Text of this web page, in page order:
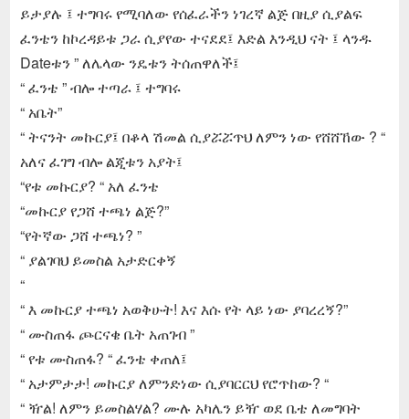
ይታያሉ ፤ ተግባሩ የሚባለው የሰፈራችን ነገረኛ ልጅ በዚያ ሲያልፍ
ፈንቴን ከኮረዳይቱ ጋራ ሲያየው ተናደደ፤ እድል እንዲህ ናት ፤ ላንዱ
Dateቱን ” ለሌላው ንዴቱን ትሰጠዋለች፤
“ ፈንቴ ” ብሎ ተጣራ ፤ ተግባሩ
“ አቤት”
“ ትናንት መኩርያ፤ በቆላ ሽመል ሲያሯሯጥህ ለምን ነው የሸሸኸው ? “
አለና ፈገግ ብሎ ልጂቱን አያት፤
“የቱ መኩርያ? “ አለ ፈንቴ
“መኩርያ የጋሸ ተጫነ ልጅ?”
“የትኛው ጋሸ ተጫነ? ”
“ ያልገባህ ይመስል አታድርቀኝ
“
“ እ መኩርያ ተጫነ አወቅሁት! እና እሱ የት ላይ ነው ያባረረኝ?”
“ ሙስጠፋ ጮርናቄ ቤት አጠገብ ”
“ የቱ ሙስጠፋ? “ ፈንቴ ቀጠለ፤
“ አታምታታ! መኩርያ ለምንድነው ሲያባርርህ የሮጥከው? “
“ ዥል! ለምን ይመስልሃል? ሙሉ አካሌን ይዥ ወደ ቤቴ ለመግባት